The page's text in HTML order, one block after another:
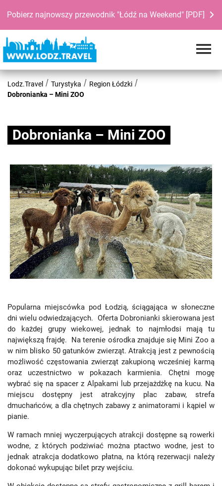
Pobierz najnowszy przewodnik "Łódź na Weekend" [PDF]
Lodz.Travel Turystyka
Region Łódzki
Dobronianka – Mini ZOO
Dobronianka – Mini ZOO
Popularna miejscówka pod Łodzią, ściągająca w słoneczne
dni wielu odwiedzających. Oferta Dobronianki skierowana jest
do każdej grupy wiekowej, jednak to najmłodsi mają tu
największą frajdę. Na terenie ośrodka znajduje się Mini Zoo a
w nim blisko 50 gatunków zwierząt. Atrakcją jest z pewnością
możliwość częstowania zwierząt zakupioną wcześniej karmą
oraz uczestnictwo w pokazach karmienia. Chętni mogę
wybrać się na spacer z Alpakami lub przejażdżkę na kucu. Na
miejscu dostępny jest atrakcyjny plac zabaw, strefa
dmuchańców, a dla chętnych zabawy z animatorami i kąpiel w
pianie.
W ramach mniej wyczerpujących atrakcji dostępne są rowerki
wodne, z których podziwiać można ptactwo wodne, jest to
jednak atrakcja dodatkowo płatna, na którą rezerwacji należy
dokonać wykupując bilet przy wejściu.